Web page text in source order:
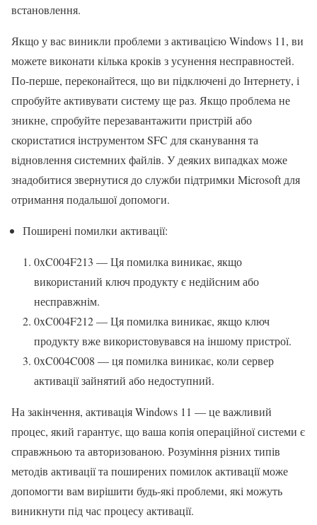
встановлення.
Якщо у вас виникли проблеми з активацією Windows 11, ви
можете виконати кілька кроків з усунення несправностей.
По-перше, переконайтеся, що ви підключені до Інтернету, і
спробуйте активувати систему ще раз. Якщо проблема не
зникне, спробуйте перезавантажити пристрій або
скористатися інструментом SFC для сканування та
відновлення системних файлів. У деяких випадках може
знадобитися звернутися до служби підтримки Microsoft для
отримання подальшої допомоги.
Поширені помилки активації:
0xC004F213 — Ця помилка виникає, якщо
використаний ключ продукту є недійсним або
несправжнім.
0xC004F212 — Ця помилка виникає, якщо ключ
продукту вже використовувався на іншому пристрої.
0xC004C008 — ця помилка виникає, коли сервер
активації зайнятий або недоступний.
На закінчення, активація Windows 11 — це важливий
процес, який гарантує, що ваша копія операційної системи є
справжньою та авторизованою. Розуміння різних типів
методів активації та поширених помилок активації може
допомогти вам вирішити будь-які проблеми, які можуть
виникнути під час процесу активації.